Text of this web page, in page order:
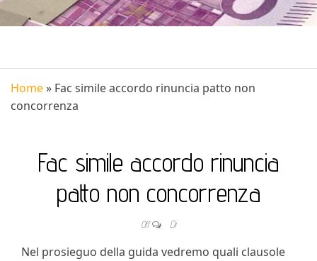
Home» Fac simile accordo rinuncia patto non
concorrenza
Fac simile accordo rinuncia
patto non concorrenza
Off Di
Nel prosieguo della guida vedremo quali clausole